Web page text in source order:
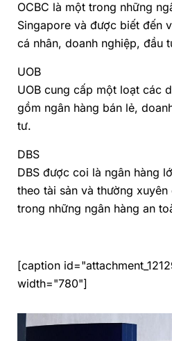
OCBC là một trong những
Singapore và được biết đến
cá nhân, doanh nghiệp, đầu
UOB
UOB cung cấp một loạt các
gồm ngân hàng bán lẻ,
tư.
DBS
DBS được coi là ngân hàng
theo tài sản và thường
trong những ngân hàng an
[caption
width="780"]